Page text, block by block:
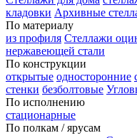
кладовки Архивные
По материалу
из профиля Стеллажи
нержавеющей стали
По конструкции
открытые односторонние
стенки безболтовые
По исполнению
стационарные
По полкам / ярусам